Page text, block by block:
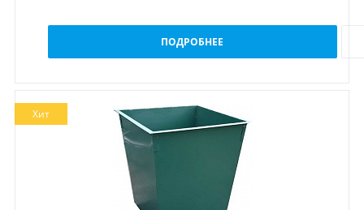
ПОДРОБНЕЕ
Хит